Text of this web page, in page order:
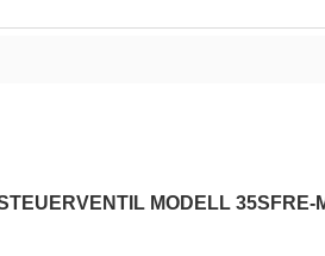
MODELL 35SFRE-